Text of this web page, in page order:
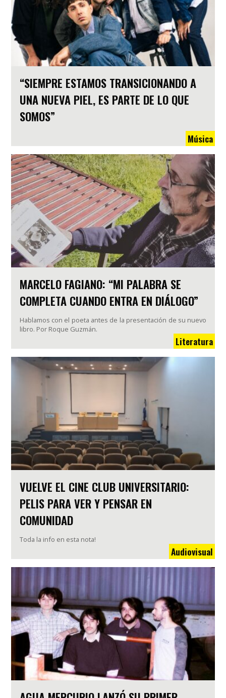
“SIEMPRE ESTAMOS TRANSICIONANDO A
UNA NUEVA PIEL, ES PARTE DE LO QUE
SOMOS”
Música
MARCELO FAGIANO: “MI PALABRA SE
COMPLETA CUANDO ENTRA EN DIÁLOGO”
Hablamos con el poeta antes de la presentación de su nuevo
libro. Por Roque Guzmán.
Literatura
VUELVE EL CINE CLUB UNIVERSITARIO:
PELIS PARA VER Y PENSAR EN
COMUNIDAD
Toda la info en esta nota!
Audiovisual